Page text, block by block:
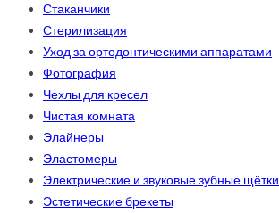
Стаканчики
Стерилизация
Уход за ортодонтическими аппаратами
Фотография
Чехлы для кресел
Чистая комната
Элайнеры
Эластомеры
Электрические и звуковые зубные щётки
Эстетические брекеты